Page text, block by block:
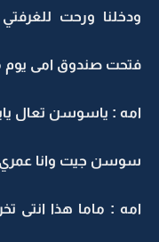
ودخلنا ورحت
فتحت صندوق امى يوم
امه : ياسوسن تعال
سوسن جيت وانا عمري 7 سنوات : نعم يمه
امه : ماما هذا انتى